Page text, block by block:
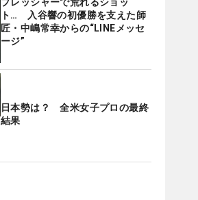
ト… 入谷響の初優勝を支えた師
匠・中嶋常幸からの“LINEメッセ
ージ”
日本勢は？ 全米女子プロの最終
結果